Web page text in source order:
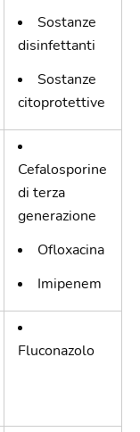
Sostanze
disinfettanti
Sostanze
citoprotettive
Cefalosporine
di terza
generazione
Ofloxacina
Imipenem
Fluconazolo